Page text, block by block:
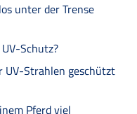
unter der Trense
Schutz?
UV-Strahlen geschützt
Pferd viel